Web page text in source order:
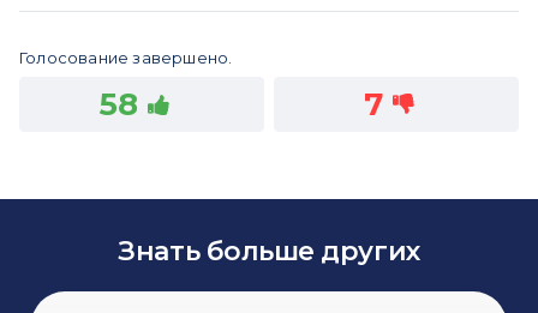
Голосование завершено.
58 7
Знать больше других